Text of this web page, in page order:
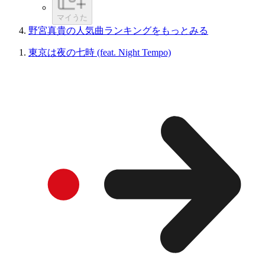
マイうた
野宮真貴の人気曲ランキングをもっとみる
東京は夜の七時 (feat. Night Tempo)